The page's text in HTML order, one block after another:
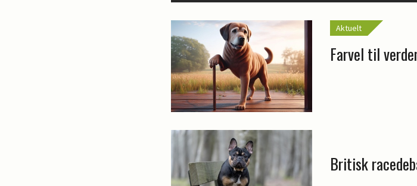
Aktuelt
Farvel til
Britisk